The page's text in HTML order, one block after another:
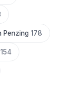
Penzing 178
154